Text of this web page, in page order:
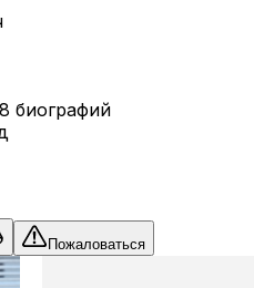
биографий
Пожаловаться